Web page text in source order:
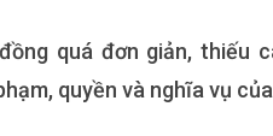
quá đơn giản, thiếu
quyền và nghĩa vụ